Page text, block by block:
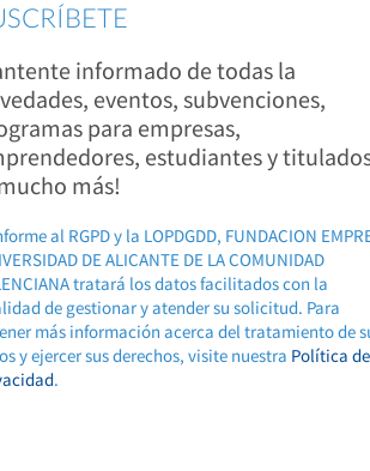
informado de todas la
eventos, subvenciones,
para empresas,
estudiantes y
más!
al RGPD y la LOPDGDD, FUNDACION
DE ALICANTE DE LA COMUNIDAD
tratará los datos facilitados con la
de gestionar y atender su solicitud. Para
más información acerca del tratamiento de
y ejercer sus derechos, visite nuestra Política de
.